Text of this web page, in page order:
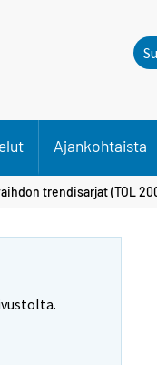
Ajankohtaista
trendisarjat (TOL